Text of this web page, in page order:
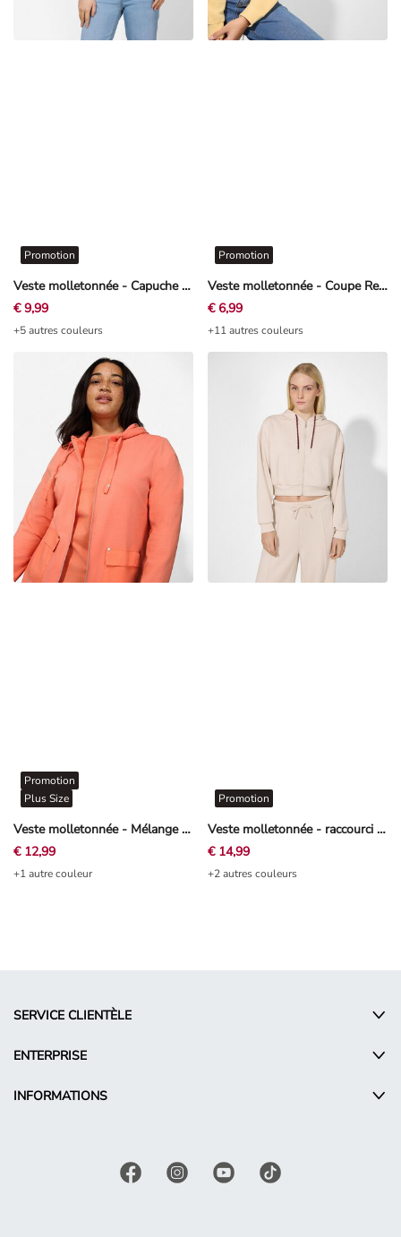
Veste molletonnée - Capuche à cordon - blanc
Promotion
€ 9,99
+5 autres couleurs
Veste molletonnée - Coupe Regular Fit - jaune clair
Promotion
€ 6,99
+11 autres couleurs
Veste molletonnée - Mélange de coton - Rouge
Promotion
Plus Size
€ 12,99
+1 autre couleur
Veste molletonnée - raccourci - beige
Promotion
€ 14,99
+2 autres couleurs
SERVICE CLIENTÈLE
ENTERPRISE
INFORMATIONS